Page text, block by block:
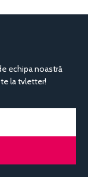
echipa noastră
la tvletter!